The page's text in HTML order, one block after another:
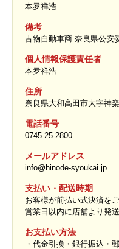
本夛祥浩
備考
古物自動車商 奈良県公安
個人情報保護責任者
本夛祥浩
住所
奈良県大和高田市大字神
電話番号
0745-25-2800
メールアドレス
info@hinode-syoukai.jp
支払い・配送時期
お客様が前払い式決済を
営業日以内に店舗より発
お支払い方法
・代金引換・銀行振込・